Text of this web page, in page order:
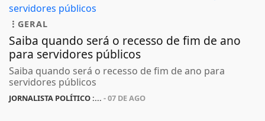
GERAL
Saiba quando será o recesso de fim de ano
para servidores públicos
Saiba quando será o recesso de fim de ano para
servidores públicos
JORNALISTA POLÍTICO :... - 07 DE AGO